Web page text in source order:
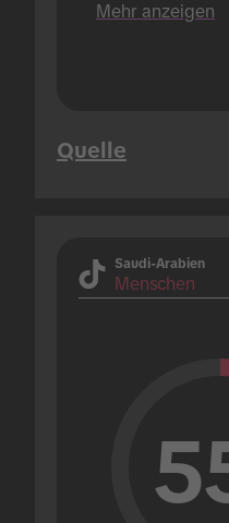
Mehr anzeigen
Quelle
Saudi-Arabien
Menschen